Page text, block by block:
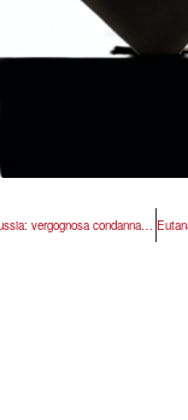
Bielorussia: vergognosa condanna di Tikhanovska